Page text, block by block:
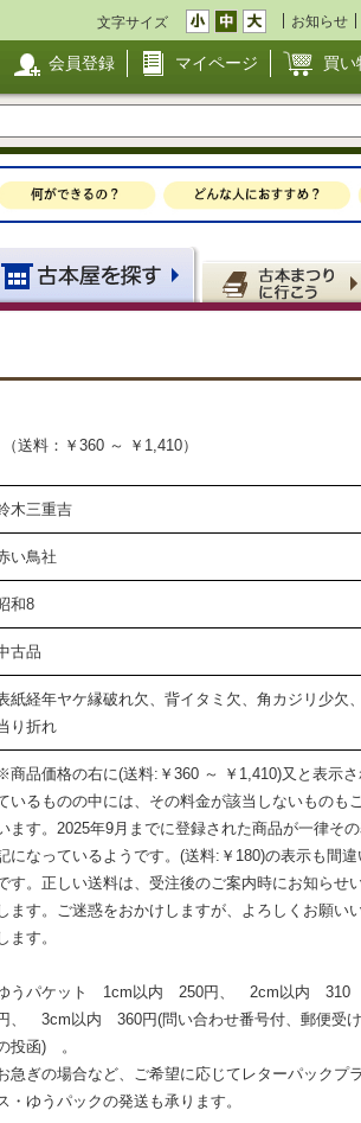
文字サイズ お知らせ
会員登録 マイページ 買い
（送料：￥360 ～ ￥1,410）
木三重吉
い鳥社
和8
古品
紙経年ヤケ縁破れ欠、背イタミ欠、角カジリ少欠
り折れ
商品価格の右に(送料:￥360 ～ ￥1,410)又と表示
いるものの中には、その料金が該当しないものも
ます。2025年9月までに登録された商品が一律そ
になっているようです。(送料:￥180)の表示も間違
す。正しい送料は、受注後のご案内時にお知らせ
ます。ご迷惑をおかけしますが、よろしくお願い
ます。
うパケット 1cm以内 250円、 2cm以内 310
、 3cm以内 360円(問い合わせ番号付、郵便受
投函) 。
急ぎの場合など、ご希望に応じてレターパックプラ
・ゆうパックの発送も承ります。